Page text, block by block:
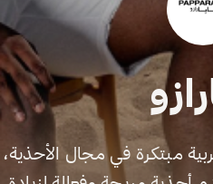
مبتكرة في مجال الأحذية،